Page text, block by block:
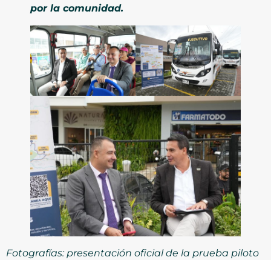
por la comunidad.
Fotografías: presentación oficial de la prueba piloto